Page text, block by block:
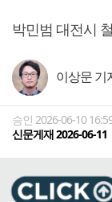
박민범 대전시
이상문 기
승인 2026-06-10
신문게재 2026-06-11